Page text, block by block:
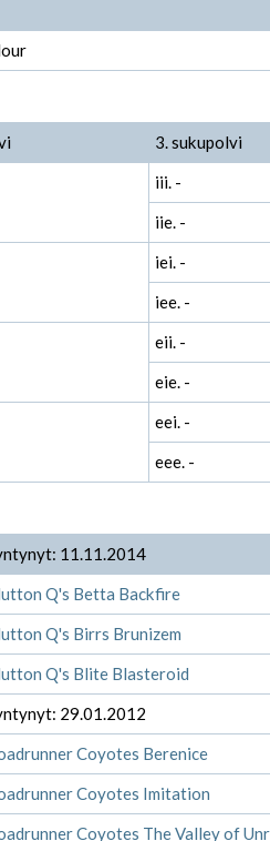
3. sukupolvi
iii. -
iie. -
iei. -
iee. -
eii. -
eie. -
eei. -
eee. -
11.11.2014
Q's Betta Backfire
Q's Birrs Brunizem
Q's Blite Blasteroid
29.01.2012
Coyotes Berenice
Coyotes Imitation
Coyotes The Valley of